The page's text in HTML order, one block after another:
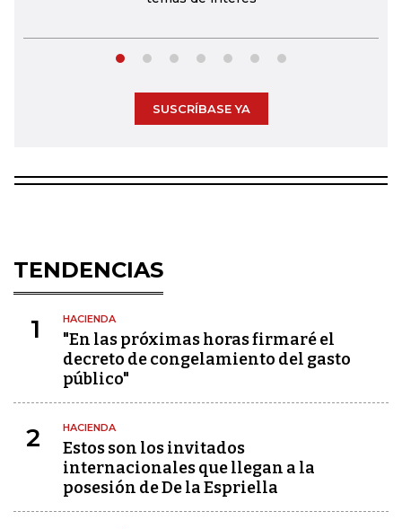
SUSCRÍBASE YA
TENDENCIAS
1 HACIENDA
"En las próximas horas firmaré el
decreto de congelamiento del gasto
público"
2 HACIENDA
Estos son los invitados
internacionales que llegan a la
posesión de De la Espriella